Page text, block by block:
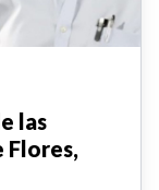
las
Flores,